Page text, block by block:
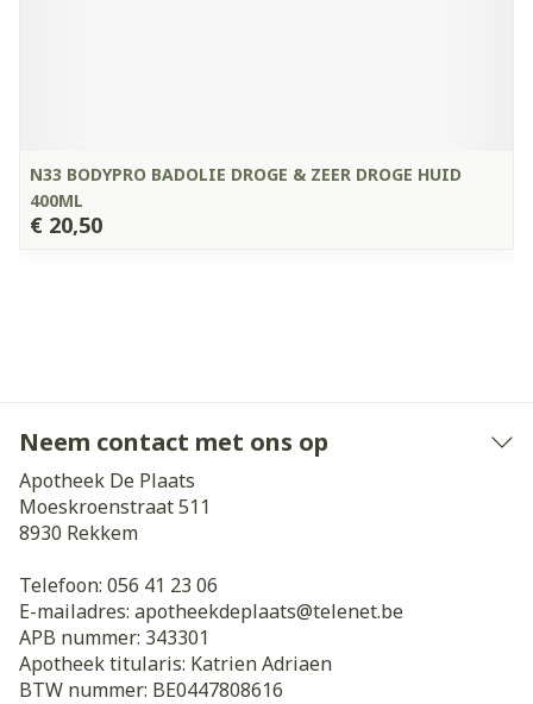
N33 BODYPRO BADOLIE DROGE & ZEER DROGE HUID
400ML
€ 20,50
Neem contact met ons op
Apotheek De Plaats
Moeskroenstraat 511
8930 Rekkem
Telefoon: 056 41 23 06
E-mailadres: apotheekdeplaats@telenet.be
APB nummer: 343301
Apotheek titularis: Katrien Adriaen
BTW nummer: BE0447808616